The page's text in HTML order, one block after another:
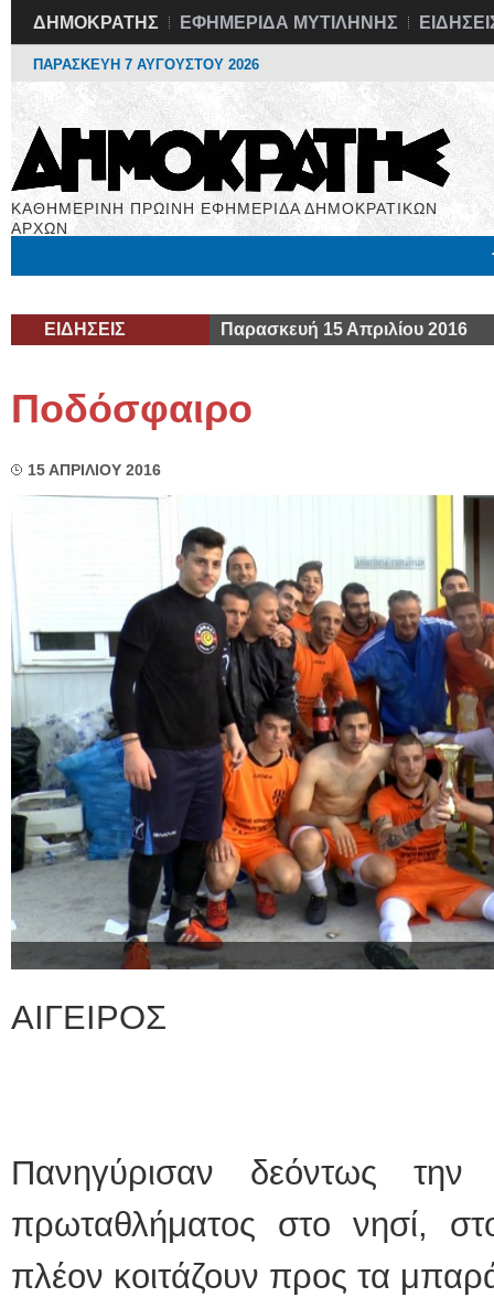
ΔΗΜΟΚΡΑΤΗΣ ΕΦΗΜΕΡΙΔΑ ΜΥΤΙΛΗΝΗΣ
ΠΑΡΑΣΚΕΥΗ 7 ΑΥΓΟΥΣΤΟΥ 2026
ΚΑΘΗΜΕΡΙΝΗ ΠΡΩΙΝΗ ΕΦΗΜΕΡΙΔΑ ΔΗΜΟΚΡΑΤΙΚΩΝ
ΑΡΧΩΝ
ΕΙΔΗΣΕΙΣ Παρασκευή 15 Απριλίου 2016
Ποδόσφαιρο
15 ΑΠΡΙΛΙΟΥ 2016
ΑΙΓΕΙΡΟΣ
Πανηγύρισαν δεόντως
πρωταθλήματος στο νησί,
πλέον κοιτάζουν προς τα